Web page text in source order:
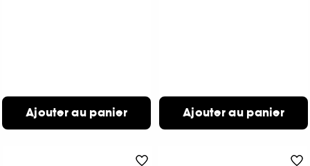
Ajouter au panier Ajouter au panier